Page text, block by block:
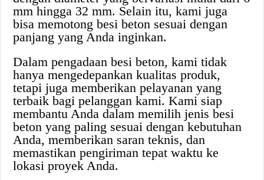
mm hingga 32 mm. Selain itu, kami juga
bisa memotong besi beton sesuai dengan
panjang yang Anda inginkan.
Dalam pengadaan besi beton, kami tidak
hanya mengedepankan kualitas produk,
tetapi juga memberikan pelayanan yang
terbaik bagi pelanggan kami. Kami siap
membantu Anda dalam memilih jenis besi
beton yang paling sesuai dengan kebutuhan
Anda, memberikan saran teknis, dan
memastikan pengiriman tepat waktu ke
lokasi proyek Anda.